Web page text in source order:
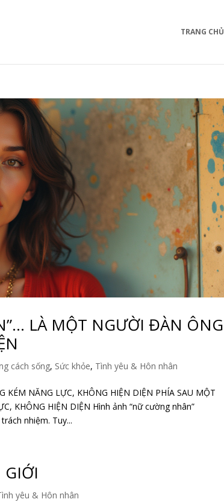
TRANG CHỦ
LÀ MỘT NGƯỜI ĐÀN ÔNG
cách sống, Sức khỏe, Tình yêu & Hôn nhân
NĂNG LỰC, KHÔNG HIỆN DIỆN PHÍA SAU MỘT
KHÔNG HIỆN DIỆN Hình ảnh “nữ cường nhân”
nhiệm. Tuy...
yêu & Hôn nhân